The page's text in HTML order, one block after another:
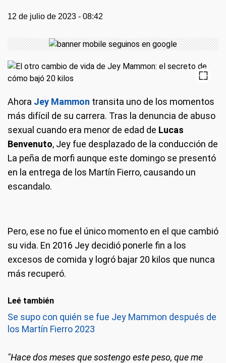
12 de julio de 2023 - 08:42
Ahora Jey Mammon transita uno de los momentos
más difícil de su carrera. Tras la denuncia de abuso
sexual cuando era menor de edad de Lucas
Benvenuto, Jey fue desplazado de la conducción de
La peña de morfi aunque este domingo se presentó
en la entrega de los Martín Fierro, causando un
escandalo.
Pero, ese no fue el único momento en el que cambió
su vida. En 2016 Jey decidió ponerle fin a los
excesos de comida y logró bajar 20 kilos que nunca
más recuperó.
Leé también
Se supo con quién se fue Jey Mammon después de
los Martín Fierro 2023
"Hace dos meses que sostengo este peso, que me